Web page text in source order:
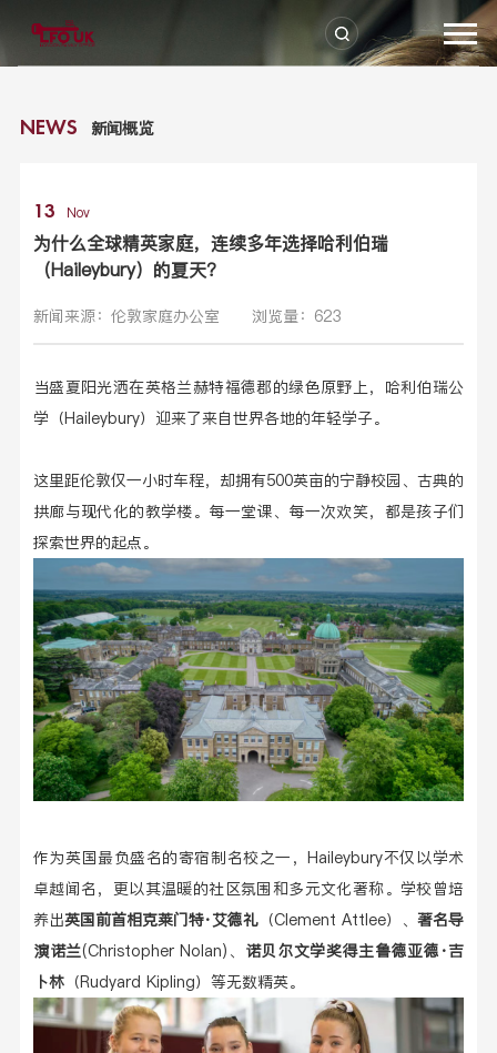
NEWS 新闻概览
13 Nov
为什么全球精英家庭，连续多年选择哈利伯瑞
（Haileybury）的夏天？
新闻来源：伦敦家庭办公室 浏览量：623
当盛夏阳光洒在英格兰赫特福德郡的绿色原野上，哈利伯瑞公
学（Haileybury）迎来了来自世界各地的年轻学子。
这里距伦敦仅一小时车程，却拥有500英亩的宁静校园、古典的
拱廊与现代化的教学楼。每一堂课、每一次欢笑，都是孩子们
探索世界的起点。
作为英国最负盛名的寄宿制名校之一，Haileybury不仅以学术
卓越闻名，更以其温暖的社区氛围和多元文化著称。学校曾培
养出英国前首相克莱门特·艾德礼 （Clement Attlee）、著名导
演诺兰(Christopher Nolan)、 诺贝尔文学奖得主鲁德亚德·吉
卜林（Rudyard Kipling）等无数精英。